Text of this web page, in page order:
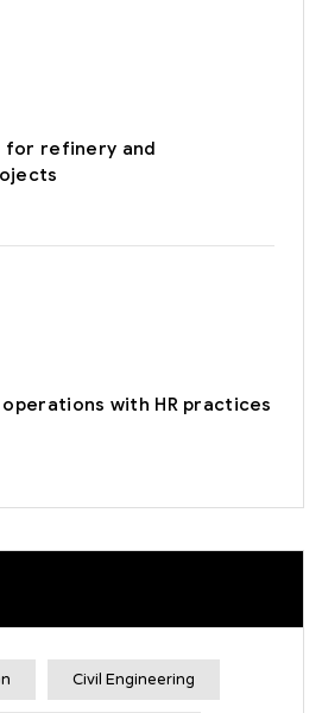
for refinery and
with HR practices
Civil Engineering